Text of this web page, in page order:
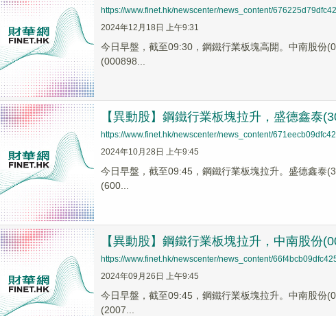
https://www.finet.hk/newscenter/news_content/
2024年12月18日 上午9:31
今日早盤，截至09:30，鋼鐵行業板塊高開。中南股份
(000898...
【異動股】鋼鐵行業板塊拉升，盛德鑫泰
https://www.finet.hk/newscenter/news_content/
2024年10月28日 上午9:45
今日早盤，截至09:45，鋼鐵行業板塊拉升。盛德鑫泰
(600...
【異動股】鋼鐵行業板塊拉升，中南股份
https://www.finet.hk/newscenter/news_content/
2024年09月26日 上午9:45
今日早盤，截至09:45，鋼鐵行業板塊拉升。中南股份
(2007...